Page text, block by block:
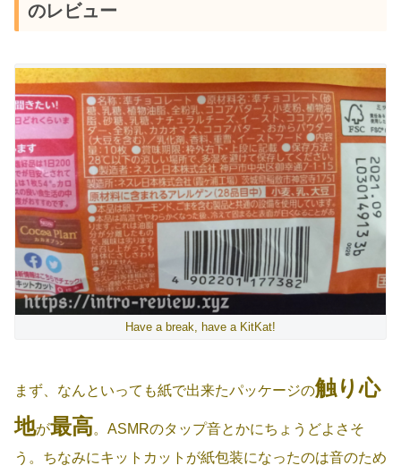
のレビュー
Have a break, have a KitKat!
まず、なんといっても紙で出来たパッケージの触り心
地が最高。ASMRのタップ音とかにちょうどよさそ
う。ちなみにキットカットが紙包装になったのは音のため